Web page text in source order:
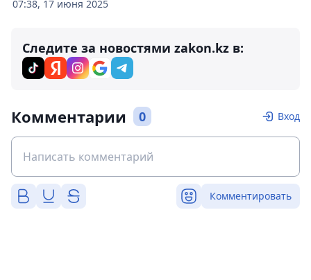
07:38, 17 июня 2025
Следите за новостями zakon.kz в:
Комментарии 0 Вход
Комментировать